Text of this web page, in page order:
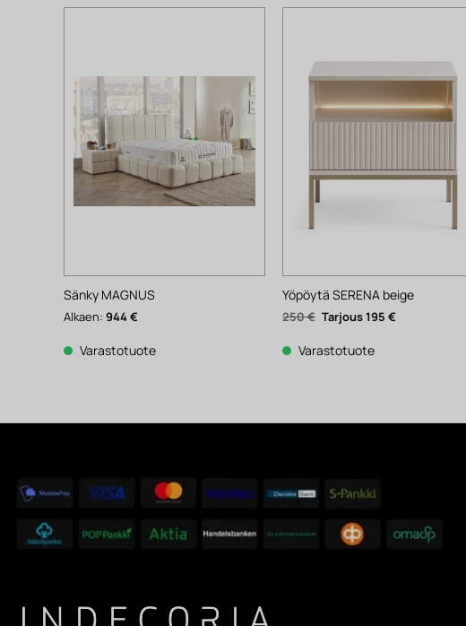
Sänky MAGNUS
Alkaen: 944€
Varastotuote
Yöpöytä SERENA beige
250€ Alkuperäinen
hinta
250 €.
195€
Varastotuote